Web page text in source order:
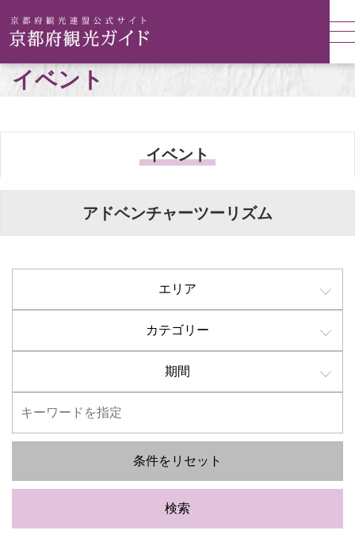
イベント
イベント
アドベンチャーツーリズム
エリア
カテゴリー
期間
条件をリセット
検索